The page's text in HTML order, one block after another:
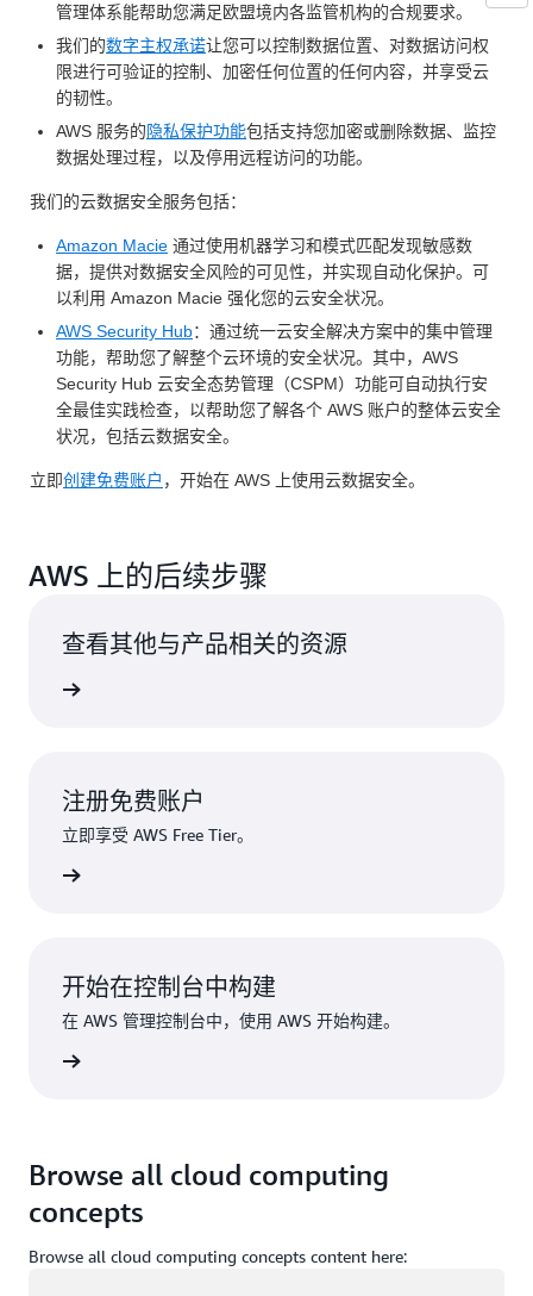
管理体系能帮助您满足欧盟境内各监管机构的合规要求。
我们的数字主权承诺让您可以控制数据位置、对数据访问权
限进行可验证的控制、加密任何位置的任何内容，并享受云
的韧性。
AWS 服务的隐私保护功能包括支持您加密或删除数据、监控
数据处理过程，以及停用远程访问的功能。
我们的云数据安全服务包括：
Amazon Macie 通过使用机器学习和模式匹配发现敏感数
据，提供对数据安全风险的可见性，并实现自动化保护。可
以利用 Amazon Macie 强化您的云安全状况。
AWS Security Hub：通过统一云安全解决方案中的集中管理
功能，帮助您了解整个云环境的安全状况。其中，AWS
Security Hub 云安全态势管理（CSPM）功能可自动执行安
全最佳实践检查，以帮助您了解各个 AWS 账户的整体云安全
状况，包括云数据安全。
立即创建免费账户 ，开始在 AWS 上使用云数据安全。
AWS 上的后续步骤
查看其他与产品相关的资源
注册免费账户
立即享受 AWS Free Tier。
开始在控制台中构建
在 AWS 管理控制台中，使用 AWS 开始构建。
Browse all cloud computing
concepts
Browse all cloud computing concepts content here: